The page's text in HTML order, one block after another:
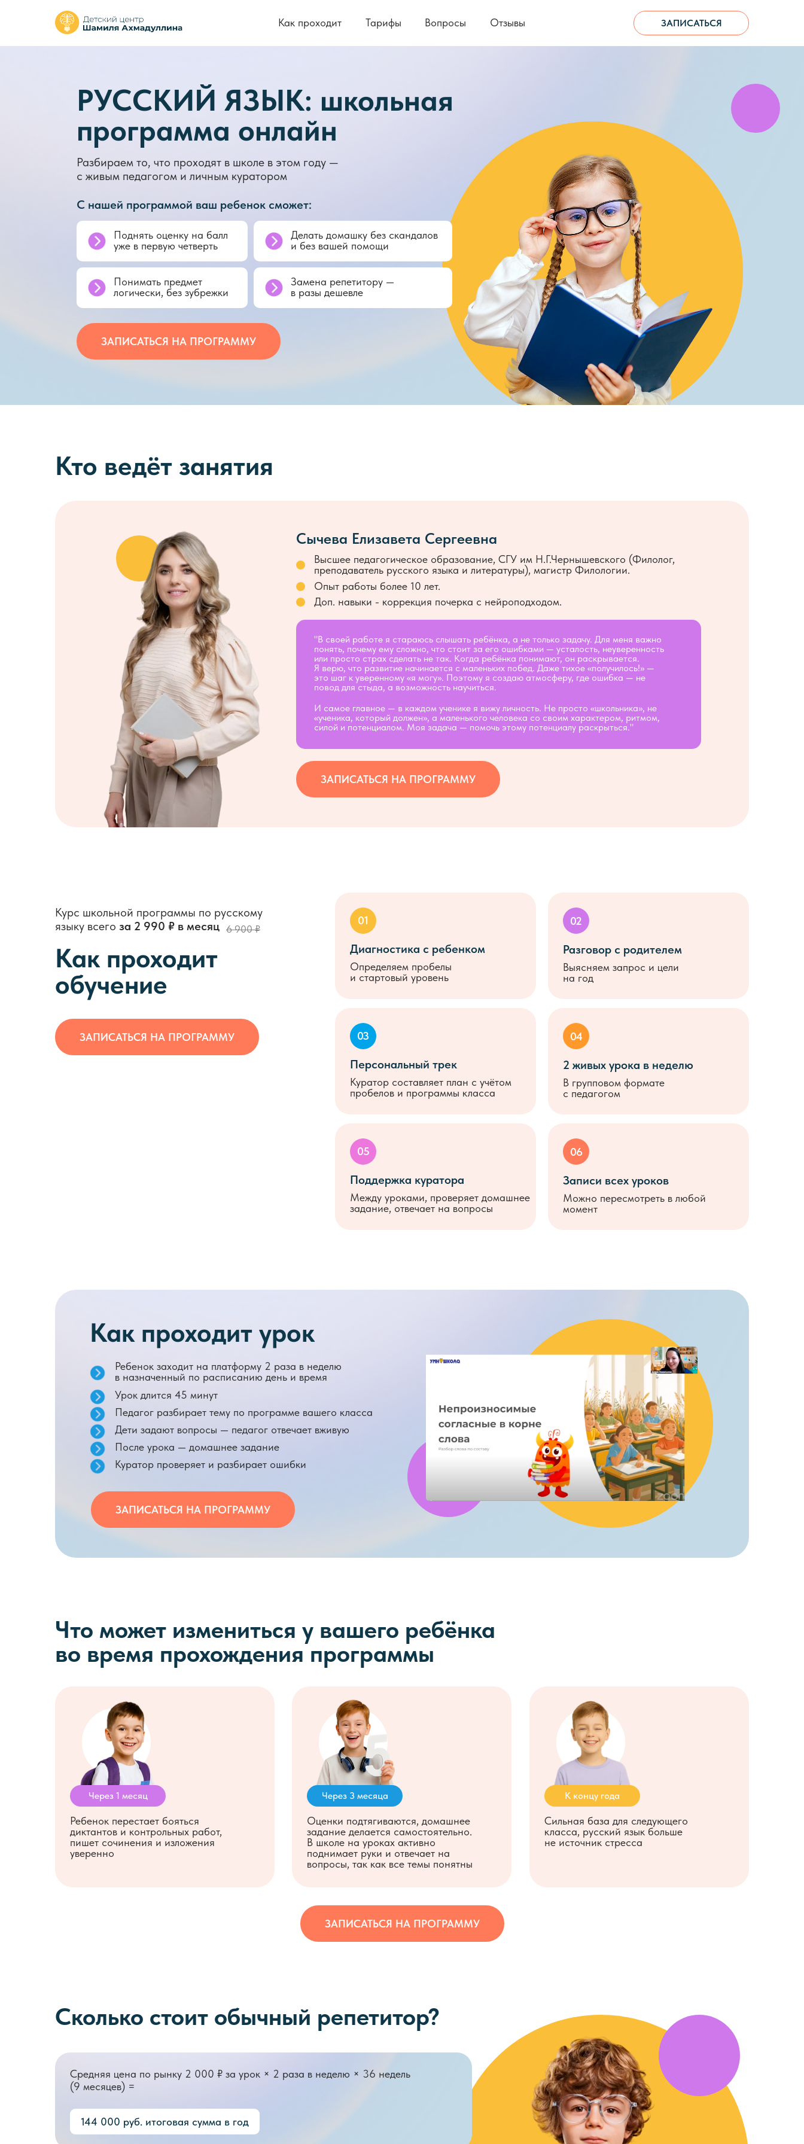
ЗАПИСАТЬСЯ
Как проходит Тарифы Вопросы Отзывы ЗАПИСАТЬСЯ
Как проходит Тарифы Вопросы Отзывы
РУССКИЙ ЯЗЫК: школьная
программа онлайн
Разбираем то, что проходят в школе в этом году —
с живым педагогом и личным куратором
С нашей программой ваш ребенок сможет:
Поднять оценку на балл
уже в первую четверть
ЗАПИСАТЬСЯ НА ПРОГРАММУ
Делать домашку без скандалов
и без вашей помощи
Понимать предмет
логически, без зубрежки
Замена репетитору —
в разы дешевле
Высшее педагогическое образование, СГУ им Н.Г.Чернышевского (Филолог,
преподаватель русского языка и литературы), магистр Филологии.
Сычева Елизавета Сергеевна
Опыт работы более 10 лет.
Доп. навыки - коррекция почерка с нейроподходом.
Кто ведёт занятия
ЗАПИСАТЬСЯ НА ПРОГРАММУ
"В своей работе я стараюсь слышать ребёнка, а не только задачу. Для меня важно
понять, почему ему сложно, что стоит за его ошибками — усталость, неуверенность
или просто страх сделать не так. Когда ребёнка понимают, он раскрывается.
Я верю, что развитие начинается с маленьких побед. Даже тихое «получилось!» —
это шаг к уверенному «я могу». Поэтому я создаю атмосферу, где ошибка — не
повод для стыда, а возможность научиться.
И самое главное — в каждом ученике я вижу личность. Не просто «школьника», не
«ученика, который должен», а маленького человека со своим характером, ритмом,
силой и потенциалом. Моя задача — помочь этому потенциалу раскрыться."
Определяем пробелы
и стартовый уровень
Диагностика с ребенком
01
Выясняем запрос и цели
на год
Разговор с родителем
02
Куратор составляет план с учётом
пробелов и программы класса
Персональный трек
03
Как проходит
обучение
Курс школьной программы по русскому
языку всего за 2 990 ₽ в месяц 6 900 ₽
В групповом формате
с педагогом
2 живых урока в неделю
04
Между уроками, проверяет домашнее
задание, отвечает на вопросы
ЗАПИСАТЬСЯ НА ПРОГРАММУ
Поддержка куратора
05
Можно пересмотреть в любой
момент
Записи всех уроков
06
Ребенок заходит на платформу 2 раза в неделю
в назначенный по расписанию день и время
Урок длится 45 минут
Педагог разбирает тему по программе вашего класса
Дети задают вопросы — педагог отвечает вживую
После урока — домашнее задание
Куратор проверяет и разбирает ошибки
Как проходит урок
ЗАПИСАТЬСЯ НА ПРОГРАММУ
Ребенок перестает бояться
диктантов и контрольных работ,
пишет сочинения и изложения
уверенно
Что может измениться у вашего ребёнка
во время прохождения программы
ЗАПИСАТЬСЯ НА ПРОГРАММУ
Через 1 месяц
Оценки подтягиваются, домашнее
задание делается самостоятельно.
В школе на уроках активно
поднимает руки и отвечает на
вопросы, так как все темы понятны
Через 3 месяца
Сильная база для следующего
класса, русский язык больше
не источник стресса
К концу года
Средняя цена по рынку 2 000 ₽ за урок × 2 раза в неделю × 36 недель
(9 месяцев) =
Сколько стоит обычный репетитор?
144 000 руб. итоговая сумма в год